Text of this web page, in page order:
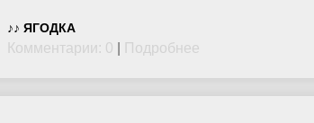
♪♪ ЯГОДКА
Комментарии: 0 Подробнее